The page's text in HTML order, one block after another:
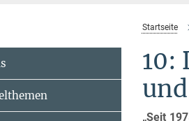
Startseite
10:
„Seit